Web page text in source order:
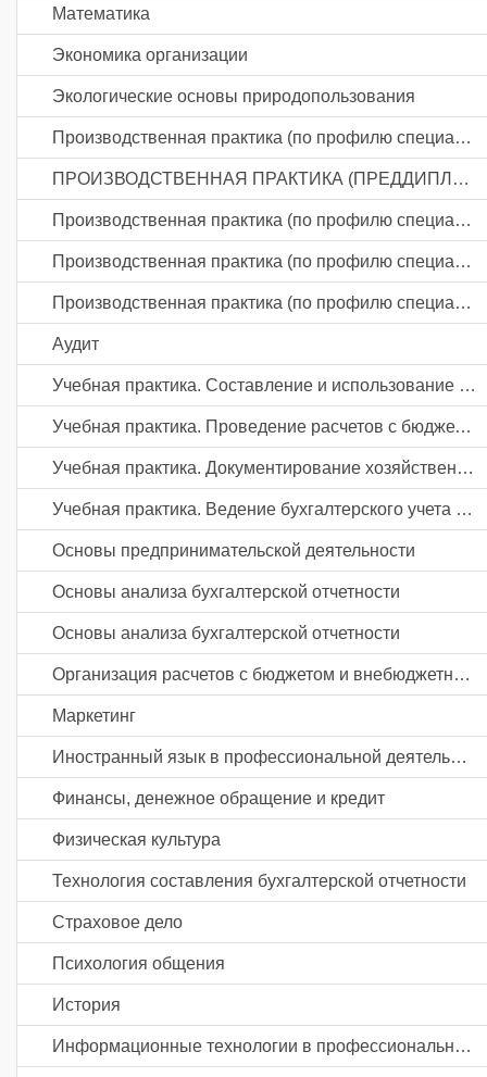
Математика
Экономика организации
Экологические основы природопользования
Производственная практика (по профилю специальности). Ведение бухгалтерского учета источников формирования активов, выполнение работ по инвентаризации активов и финансовых обязательств организации
ПРОИЗВОДСТВЕННАЯ ПРАКТИКА (ПРЕДДИПЛОМНАЯ)
Производственная практика (по профилю специальности). Составление и использование бухгалтерской (финансовой) отчетности
Производственная практика (по профилю специальности). Проведение расчетов с бюджетом и внебюджетными фондами
Производственная практика (по профилю специальности). Документирование хозяйственных операций и ведение бухгалтерского учета активов организации
Аудит
Учебная практика. Составление и использование бухгалтерской (финансовой) отчетности
Учебная практика. Проведение расчетов с бюджетом и внебюджетными фондами
Учебная практика. Документирование хозяйственных операций и ведение бухгалтерского учета активов организации
Учебная практика. Ведение бухгалтерского учета источников формирования активов, выполнение работ по инвентаризации активов и финансовых обязательств организации
Основы предпринимательской деятельности
Основы анализа бухгалтерской отчетности
Основы анализа бухгалтерской отчетности
Организация расчетов с бюджетом и внебюджетными фондами
Маркетинг
Иностранный язык в профессиональной деятельности
Финансы, денежное обращение и кредит
Физическая культура
Технология составления бухгалтерской отчетности
Страховое дело
Психология общения
История
Информационные технологии в профессиональной деятельности